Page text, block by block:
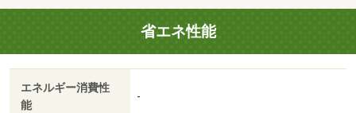
省エネ性能
エネルギー消費性
能
-